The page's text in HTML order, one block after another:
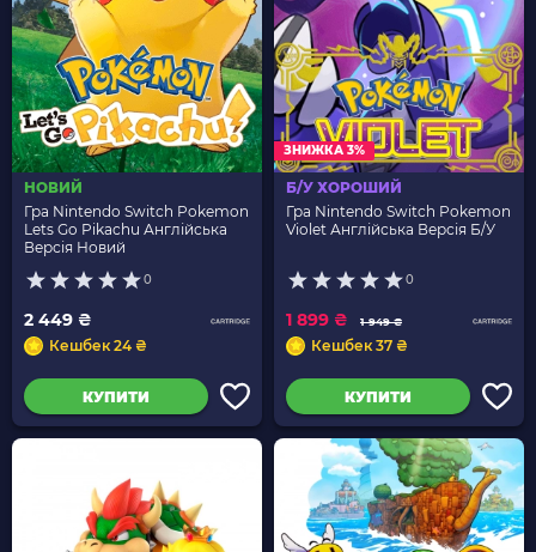
НОВИЙ
Гра Nintendo Switch Pokemon
Lets Go Pikachu Англійська
Версія Новий
0
2 449 ₴
Кешбек 24 ₴
КУПИТИ
ЗНИЖКА 3%
Б/У ХОРОШИЙ
Гра Nintendo Switch Pokemon
Violet Англійська Версія Б/У
0
1 949 ₴
1 899 ₴
Кешбек 37 ₴
КУПИТИ